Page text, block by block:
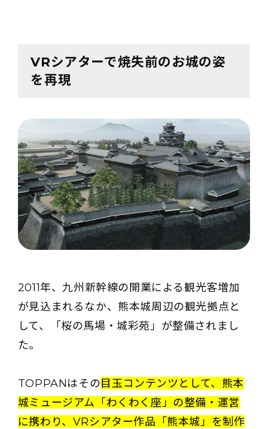
VRシアターで焼失前のお城の姿
を再現
2011年、九州新幹線の開業による観光客増加
が見込まれるなか、熊本城周辺の観光拠点と
して、「桜の馬場・城彩苑」が整備されまし
た。
TOPPANはその 目玉コンテンツとして、熊本
城ミュージアム「わくわく座」の整備・運営
に携わり、VRシアター作品「熊本城」を制作